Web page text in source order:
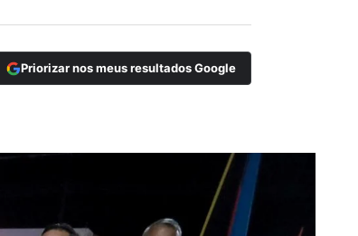
Priorizar nos meus resultados Google